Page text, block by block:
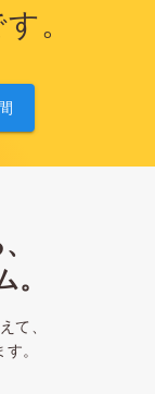
。
て、
。